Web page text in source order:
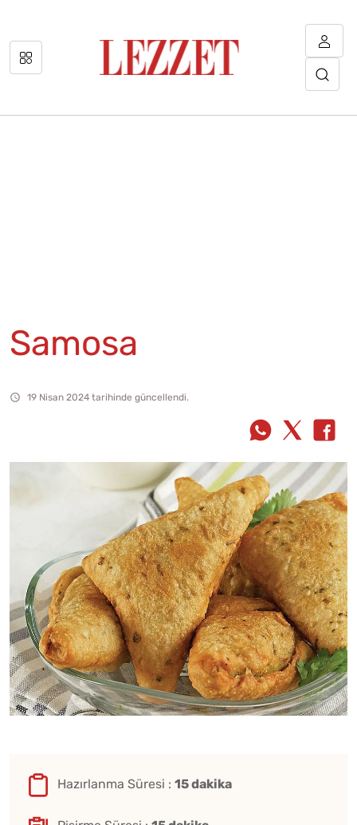
Samosa
19 Nisan 2024 tarihinde güncellendi.
Hazırlanma Süresi : 15 dakika